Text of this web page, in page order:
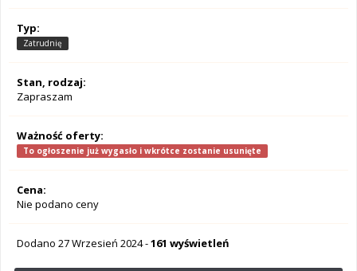
Typ:
Zatrudnię
Stan, rodzaj:
Zapraszam
Ważność oferty:
To ogłoszenie już wygasło i wkrótce zostanie usunięte
Cena:
Nie podano ceny
Dodano 27 Wrzesień 2024-161 wyświetleń